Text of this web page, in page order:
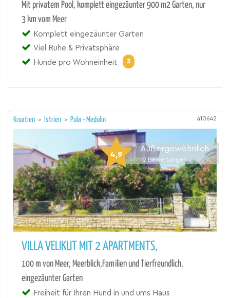
Mit privatem Pool, komplett eingezäunter 900 m2 Garten, nur
3 km vom Meer
Komplett eingezäunter Garten
Viel Ruhe & Privatsphäre
Hunde pro Wohneinheit
3
Kroatien > Istrien > Pula - Medulin a10642
4,9
Außergewöhnlich
12 Bewertungen
VILLA VELIKUT MIT 2 APARTMENTS,
100 m von Meer, Meerblick,Familien und Tierfreundlich,
eingezäunter Garten
Freiheit für Ihren Hund in und ums Haus